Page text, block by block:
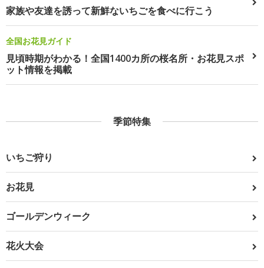
家族や友達を誘って新鮮ないちごを食べに行こう
全国お花見ガイド
見頃時期がわかる！全国1400カ所の桜名所・お花見スポ
ット情報を掲載
季節特集
いちご狩り
お花見
ゴールデンウィーク
花火大会